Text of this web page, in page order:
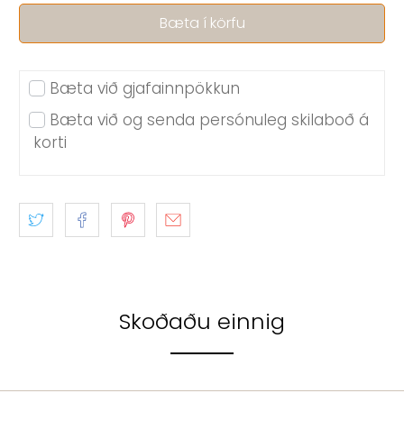
Bæta í körfu
Bæta við gjafainnpökkun
Bæta við og senda persónuleg skilaboð á
korti
Skoðaðu einnig